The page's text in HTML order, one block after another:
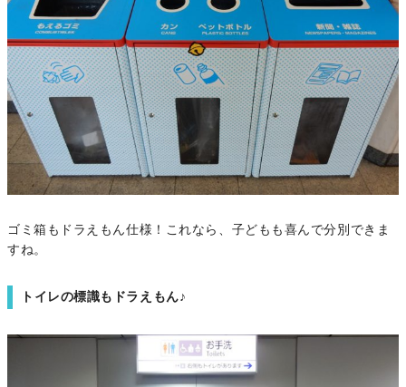
ゴミ箱もドラえもん仕様！これなら、子どもも喜んで分別できま
すね。
トイレの標識もドラえもん♪